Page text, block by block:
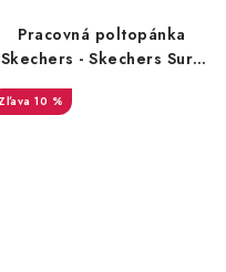
Pracovná poltopánka
Skechers - Skechers Sure
Track Erath - 20804
10 %